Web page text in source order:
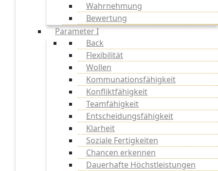
Wahrnehmung
Bewertung
Parameter I
Back
Flexibilität
Wollen
Kommunationsfähigkeit
Konfliktfähigkeit
Teamfähigkeit
Entscheidungsfähigkeit
Klarheit
Soziale Fertigkeiten
Chancen erkennen
Dauerhafte Höchstleistungen